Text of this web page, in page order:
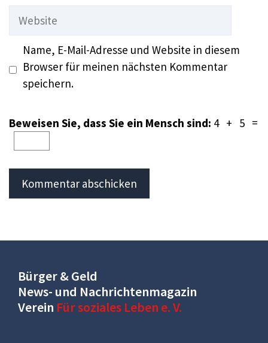
Website
Name, E-Mail-Adresse und Website in diesem
Browser für meinen nächsten Kommentar
speichern.
Beweisen Sie, dass Sie ein Mensch sind: 4 + 5 =
Bürger & Geld
News- und Nachrichtenmagazin
Verein Für soziales Leben e. V.